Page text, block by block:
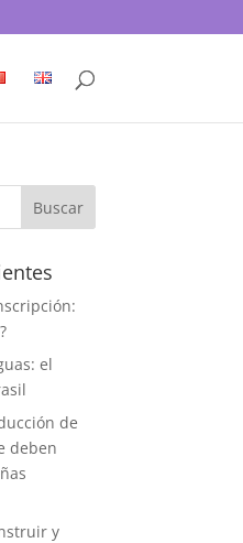
el
de
deben
y